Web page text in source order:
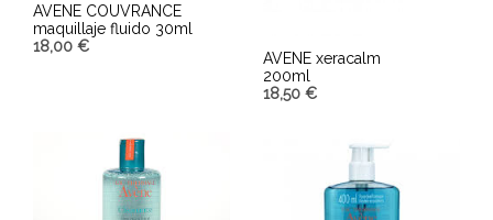
AVENE COUVRANCE
maquillaje fluido 30ml
18,00 €
AVENE xeracalm
200ml
18,50 €